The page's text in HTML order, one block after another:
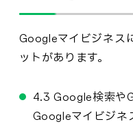
Googleマイビジネス
ットがあります。
4.3 Google検索や
Googleマイビジネ